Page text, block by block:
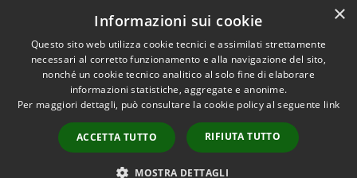
Dichiarazione di accessibilità
Accessibilità
Copyright © 2026 • Comune di
Sant'Ambrogio sul Garigliano •
Powered byMunicipium
Accesso redazione
×
Informazioni sui cookie
Questo sito web utilizza cookie tecnici e assimilati strettamente
necessari al corretto funzionamento e alla navigazione del sito,
nonché un cookie tecnico analitico al solo fine di elaborare
informazioni statistiche, aggregate e anonime.
Per maggiori dettagli, può consultare la cookie policy al seguente link
ACCETTA TUTTO RIFIUTA TUTTO
MOSTRA DETTAGLI